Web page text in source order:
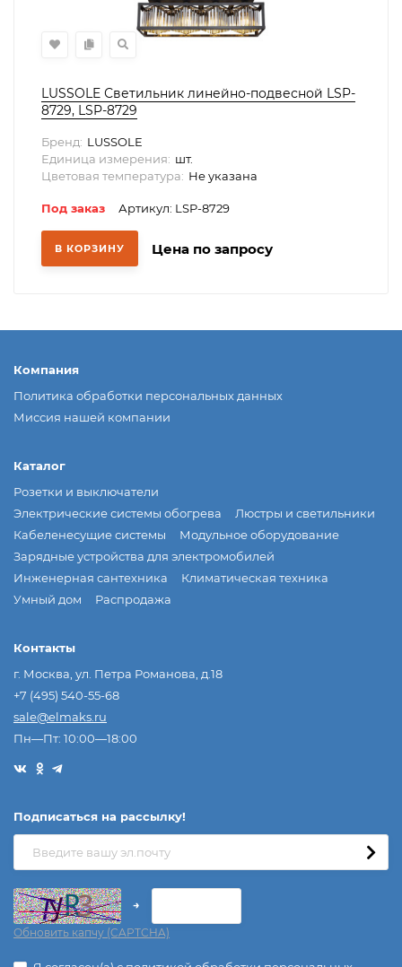
LUSSOLE Светильник линейно-подвесной LSP-
8729, LSP-8729
Бренд: LUSSOLE
Единица измерения: шт.
Цветовая температура: Не указана
Под заказ Артикул: LSP-8729
В КОРЗИНУ Цена по запросу
Компания
Политика обработки персональных данных
Миссия нашей компании
Каталог
Розетки и выключатели
Электрические системы обогрева
Люстры и светильники
Кабеленесущие системы
Модульное оборудование
Зарядные устройства для электромобилей
Инженерная сантехника
Климатическая техника
Умный дом
Распродажа
Контакты
г. Москва, ул. Петра Романова, д.18
+7 (495) 540-55-68
sale@elmaks.ru
Пн—Пт: 10:00—18:00
Подписаться на рассылкy!
→
Обновить капчу (CAPTCHA)